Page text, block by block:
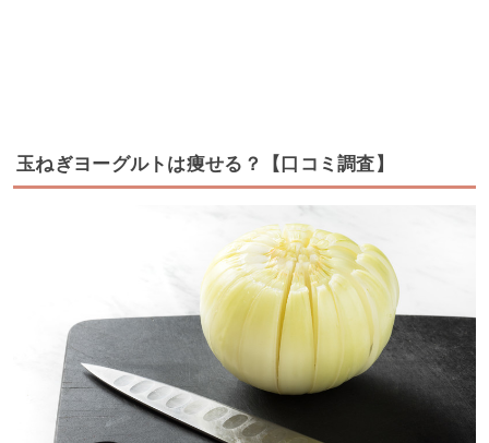
玉ねぎヨーグルトは痩せる？【口コミ調査】